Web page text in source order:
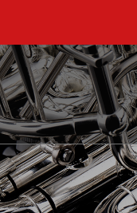
***Montags